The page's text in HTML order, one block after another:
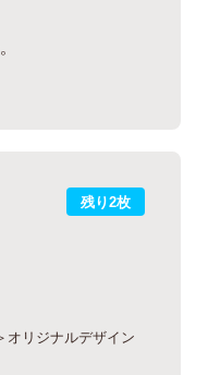
残り2枚
オリジナルデザイン